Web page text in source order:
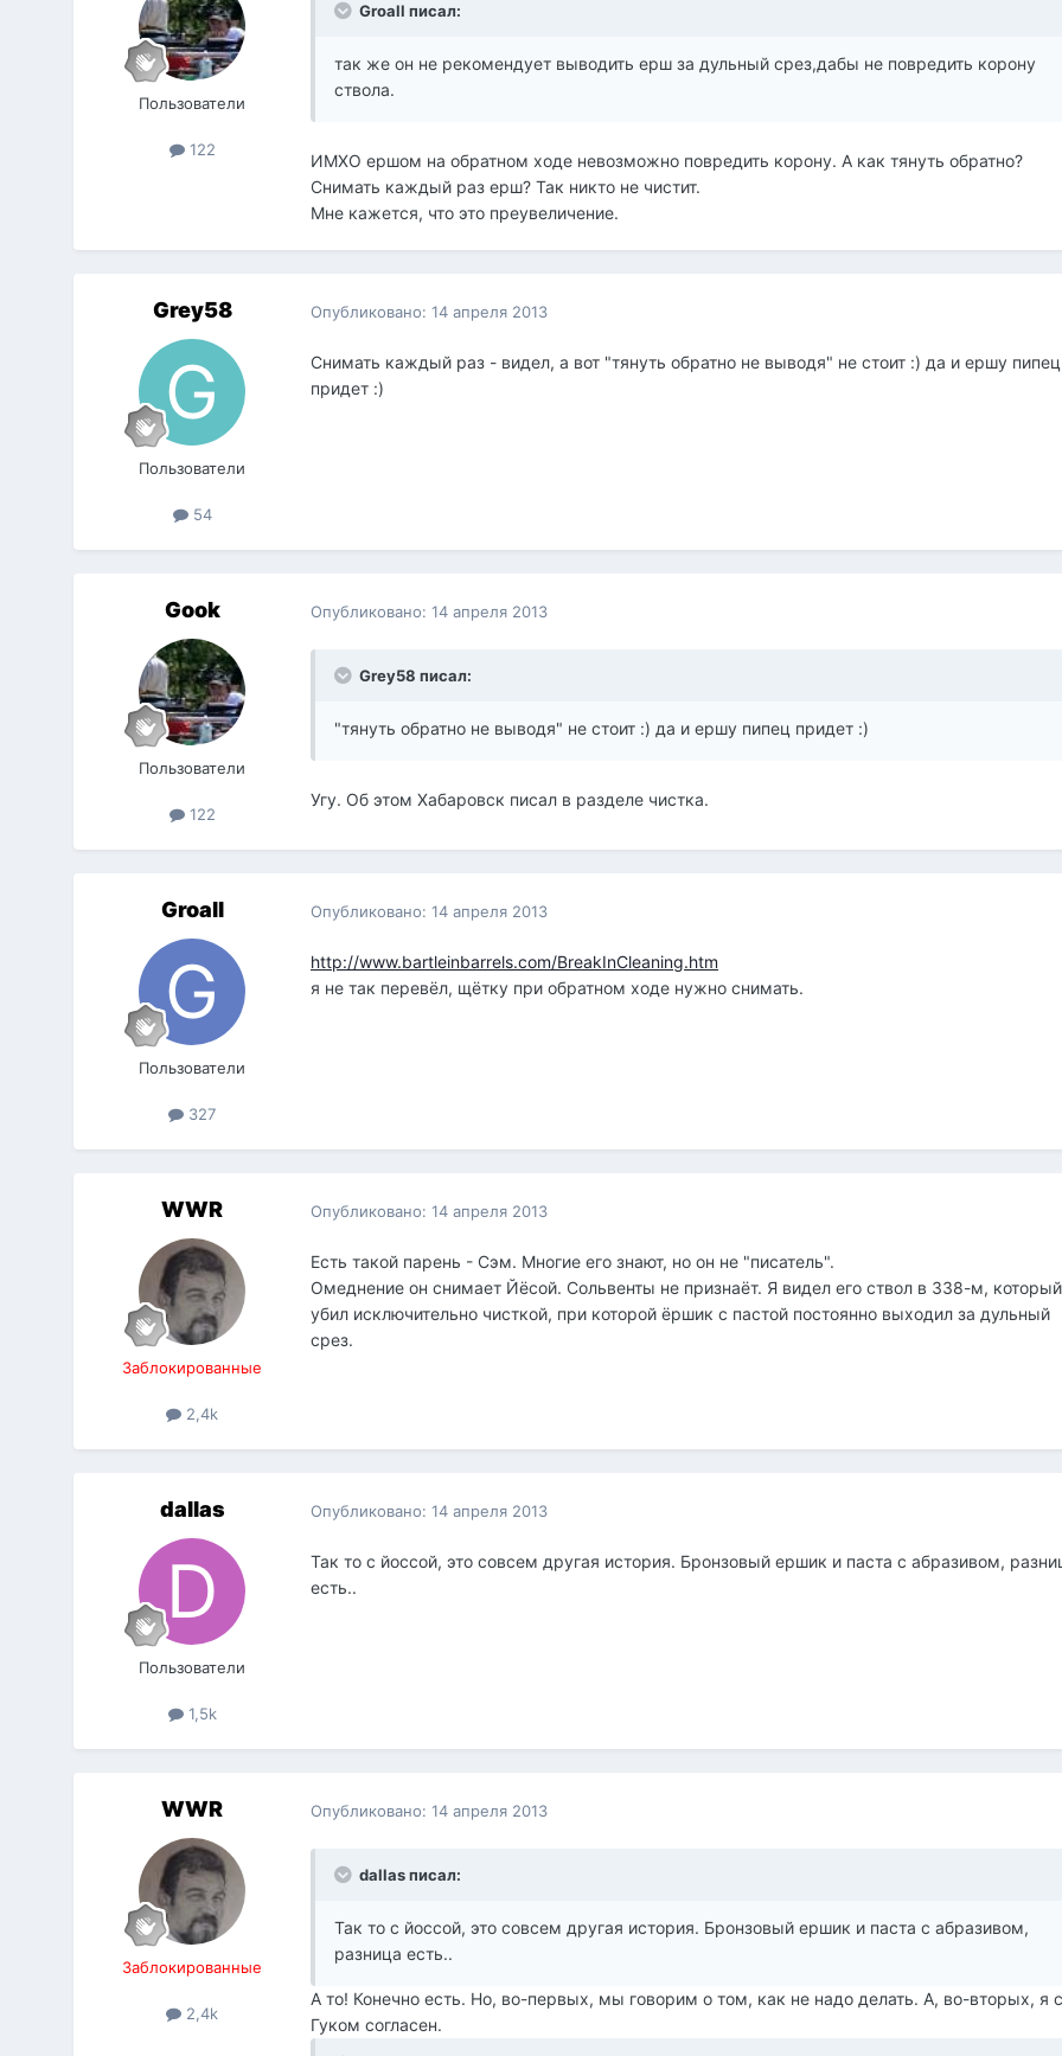
Пользователи
122
Groall писал:
так же он не рекомендует выводить ерш за дульный срез,дабы не повредить корону
ствола.
ИМХО ершом на обратном ходе невозможно повредить корону. А как тянуть обратно?
Снимать каждый раз ерш? Так никто не чистит.
Мне кажется, что это преувеличение.
Grey58
Пользователи
54
Опубликовано:14 апреля 2013
Снимать каждый раз - видел, а вот "тянуть обратно не выводя" не стоит :) да и ершу пипец
придет :)
Gook
Пользователи
122
Опубликовано:14 апреля 2013
Grey58 писал:
"тянуть обратно не выводя" не стоит :) да и ершу пипец придет :)
Угу. Об этом Хабаровск писал в разделе чистка.
Groall
Пользователи
327
Опубликовано:14 апреля 2013
http://www.bartleinbarrels.com/BreakInCleaning.htm
я не так перевёл, щётку при обратном ходе нужно снимать.
WWR
Заблокированные
2,4k
Опубликовано:14 апреля 2013
Есть такой парень - Сэм. Многие его знают, но он не "писатель".
Омеднение он снимает Йёсой. Сольвенты не признаёт. Я видел его ствол в 338-м,
убил исключительно чисткой, при которой ёршик с пастой постоянно выходил за дульный
срез.
dаllаs
Пользователи
1,5k
Опубликовано:14 апреля 2013
Так то с йоссой, это совсем другая история. Бронзовый ершик и паста с абразивом,
есть..
WWR
Заблокированные
2,4k
Опубликовано:14 апреля 2013
dallas писал:
Так то с йоссой, это совсем другая история. Бронзовый ершик и паста с абразивом,
разница есть..
А то! Конечно есть. Но, во-первых, мы говорим о том, как не надо делать. А, во-вторых, я
Гуком согласен.